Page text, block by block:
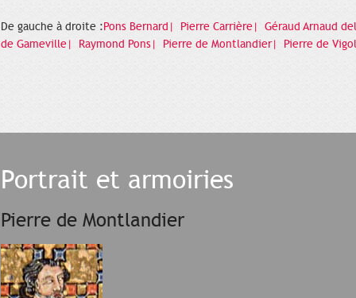
De gauche à droite :Pons Bernard| Pierre Carrière| Géraud Arnaud
de Gameville|
Raymond Pons| Pierre de Montlandier| Pierre de
Portrait et armoiries
Pierre de Montlandier